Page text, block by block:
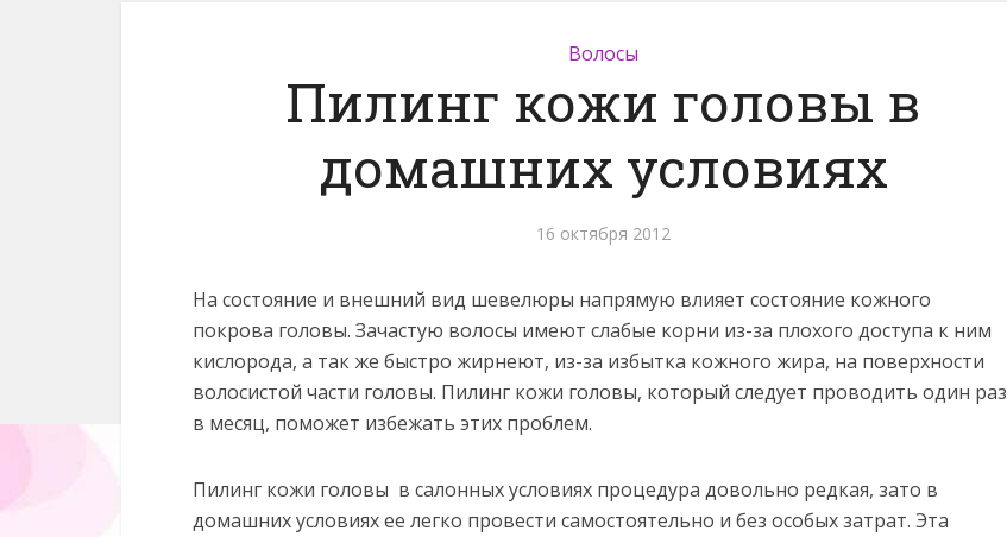
Волосы
Пилинг кожи головы в
домашних условиях
16 октября 2012
На состояние и внешний вид шевелюры напрямую влияет состояние кожного
покрова головы. Зачастую волосы имеют слабые корни из-за плохого доступа к ним
кислорода, а так же быстро жирнеют, из-за избытка кожного жира, на поверхности
волосистой части головы. Пилинг кожи головы, который следует проводить один раз
в месяц, поможет избежать этих проблем.
Пилинг кожи головы в салонных условиях процедура довольно редкая, зато в
домашних условиях ее легко провести самостоятельно и без особых затрат. Эта